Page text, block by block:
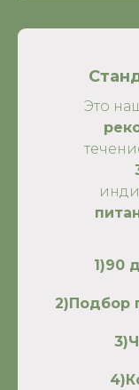
Это
1)90
2)Подбор